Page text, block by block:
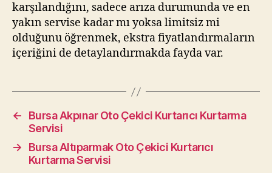
karşılandığını, sadece arıza durumunda ve en
yakın servise kadar mı yoksa limitsiz mi
olduğunu öğrenmek, ekstra fiyatlandırmaların
içeriğini de detaylandırmakda fayda var.
←
Bursa Akpınar Oto Çekici Kurtarıcı Kurtarma
Servisi
→
Bursa Altıparmak Oto Çekici Kurtarıcı
Kurtarma Servisi